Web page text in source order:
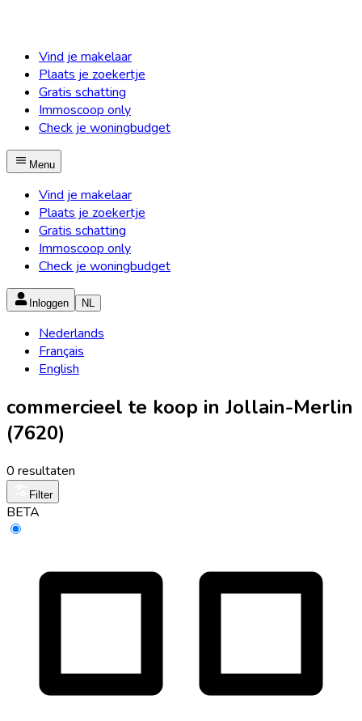
Vind je makelaar
Plaats je zoekertje
Gratis schatting
Immoscoop only
Check je woningbudget
Menu
Vind je makelaar
Plaats je zoekertje
Gratis schatting
Immoscoop only
Check je woningbudget
Inloggen NL
Nederlands
Français
English
commercieel te koop in Jollain-Merlin
(7620)
0 resultaten
Filter
BETA